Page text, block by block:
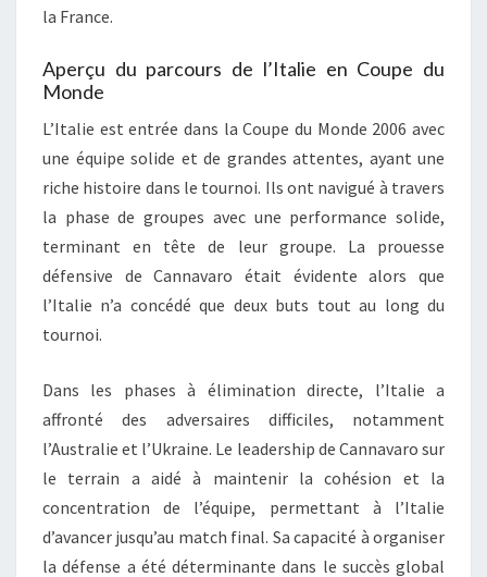
la France.
Aperçu du parcours de l’Italie en Coupe du
Monde
L’Italie est entrée dans la Coupe du Monde 2006 avec
une équipe solide et de grandes attentes, ayant une
riche histoire dans le tournoi. Ils ont navigué à travers
la phase de groupes avec une performance solide,
terminant en tête de leur groupe. La prouesse
défensive de Cannavaro était évidente alors que
l’Italie n’a concédé que deux buts tout au long du
tournoi.
Dans les phases à élimination directe, l’Italie a
affronté des adversaires difficiles, notamment
l’Australie et l’Ukraine. Le leadership de Cannavaro sur
le terrain a aidé à maintenir la cohésion et la
concentration de l’équipe, permettant à l’Italie
d’avancer jusqu’au match final. Sa capacité à organiser
la défense a été déterminante dans le succès global